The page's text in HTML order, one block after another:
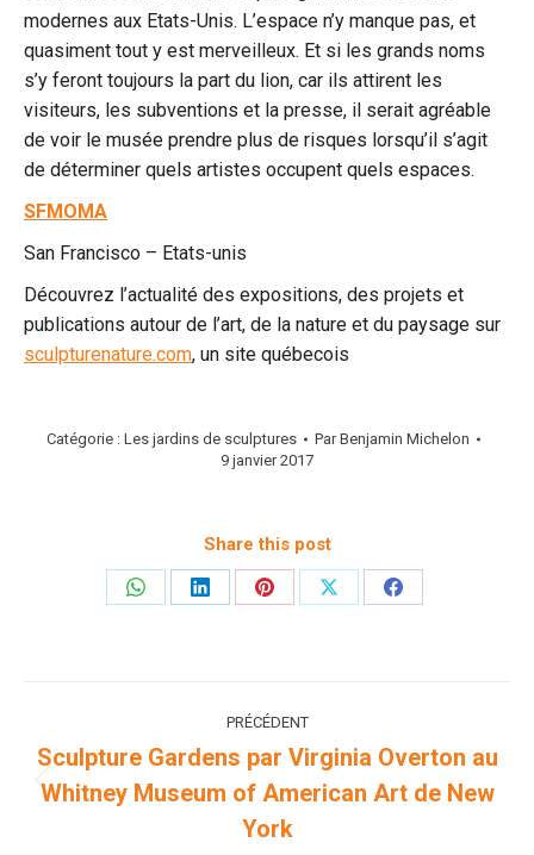
modernes aux Etats-Unis. L’espace n’y manque pas, et
quasiment tout y est merveilleux. Et si les grands noms
s’y feront toujours la part du lion, car ils attirent les
visiteurs, les subventions et la presse, il serait agréable
de voir le musée prendre plus de risques lorsqu’il s’agit
de déterminer quels artistes occupent quels espaces.
SFMOMA
San Francisco – Etats-unis
Découvrez l’actualité des expositions, des projets et
publications autour de l’art, de la nature et du paysage sur
sculpturenature.com, un site québecois
Catégorie : Les jardins de sculptures ParBenjamin Michelon
9 janvier 2017
Share this post
PartagerPartagerPartagerPartagerPartager
article
PRÉCÉDENT
Article
précédent
Sculpture Gardens par Virginia Overton au
Whitney Museum of American Art de New
York